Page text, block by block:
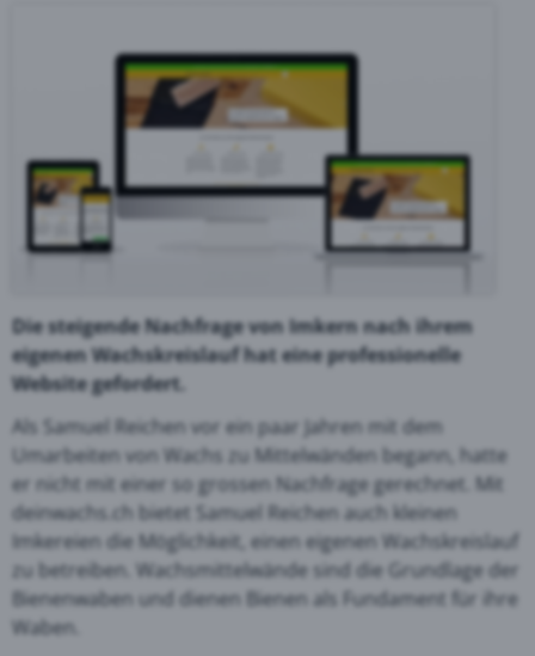
Die steigende Nachfrage von Imkern nach ihrem
eigenen Wachskreislauf hat eine professionelle
Website gefordert.
Als Samuel Reichen vor ein paar Jahren mit dem
Umarbeiten von Wachs zu Mittelwänden begann, hatte
er nicht mit einer so grossen Nachfrage gerechnet. Mit
deinwachs.ch bietet Samuel Reichen auch kleinen
Imkereien die Möglichkeit, einen eigenen Wachskreislauf
zu betreiben. Wachsmittelwände sind die Grundlage der
Bienenwaben und dienen Bienen als Fundament für ihre
Waben.